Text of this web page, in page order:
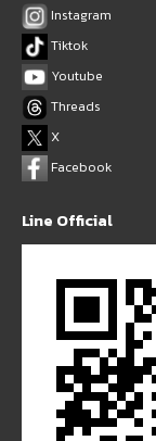
Instagram
Tiktok
Youtube
Threads
X
Facebook
Line Official